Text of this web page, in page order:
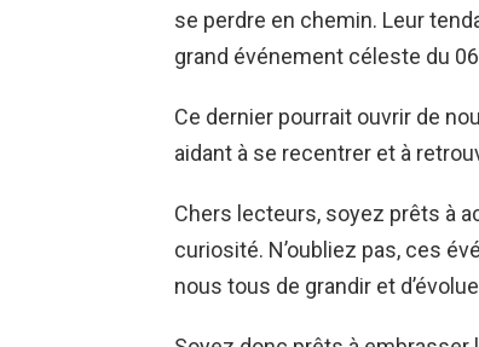
se perdre en chemin. Leur
grand événement céleste du
Ce dernier pourrait ouvrir de
aidant à se recentrer et à
Chers lecteurs, soyez prêts à
curiosité. N’oubliez pas, ces
nous tous de grandir et